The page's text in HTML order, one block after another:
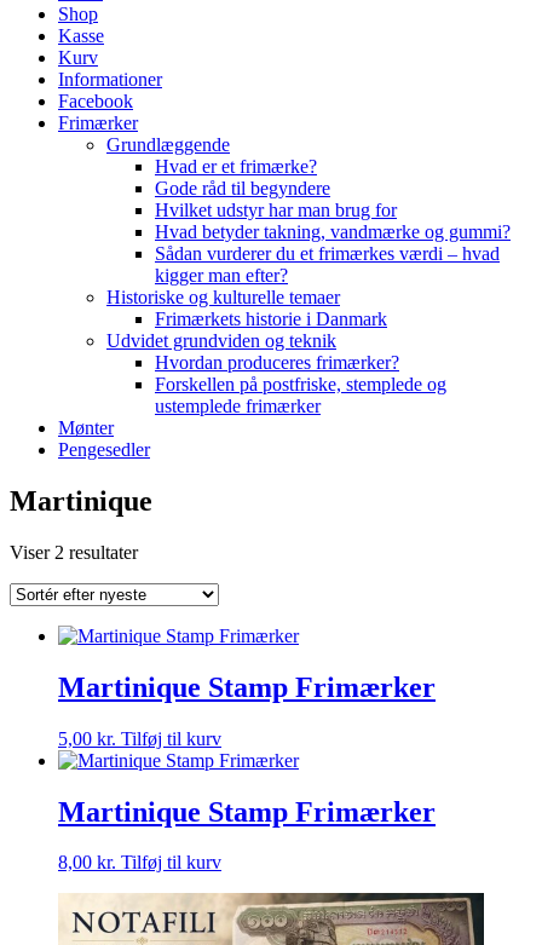
Shop
Kasse
Kurv
Informationer
Facebook
Frimærker
Grundlæggende
Hvad er et frimærke?
Gode råd til begyndere
Hvilket udstyr har man brug for
Hvad betyder takning, vandmærke og gummi?
Sådan vurderer du et frimærkes værdi – hvad
kigger man efter?
Historiske og kulturelle temaer
Frimærkets historie i Danmark
Udvidet grundviden og teknik
Hvordan produceres frimærker?
Forskellen på postfriske, stemplede og
ustemplede frimærker
Mønter
Pengesedler
Martinique
Viser 2 resultaterSorteret
seneste
Martinique Stamp Frimærker
5,00 kr. Tilføj til kurv
Martinique Stamp Frimærker
8,00 kr. Tilføj til kurv